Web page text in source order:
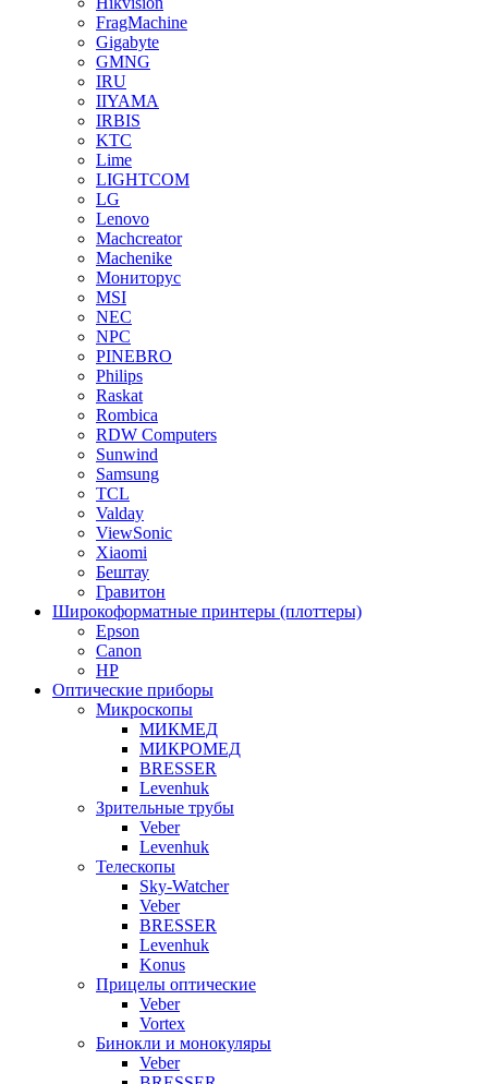
FragMachine
Gigabyte
GMNG
IRU
IIYAMA
IRBIS
KTC
Lime
LIGHTCOM
LG
Lenovo
Machcreator
Machenike
Мониторус
MSI
NEC
NPC
PINEBRO
Philips
Raskat
Rombica
RDW Computers
Sunwind
Samsung
TCL
Valday
ViewSonic
Xiaomi
Бештау
Гравитон
Широкоформатные принтеры (плоттеры)
Epson
Canon
HP
Оптические приборы
Микроскопы
МИКМЕД
МИКРОМЕД
BRESSER
Levenhuk
Зрительные трубы
Veber
Levenhuk
Телескопы
Sky-Watcher
Veber
BRESSER
Levenhuk
Konus
Прицелы оптические
Veber
Vortex
Бинокли и монокуляры
Veber